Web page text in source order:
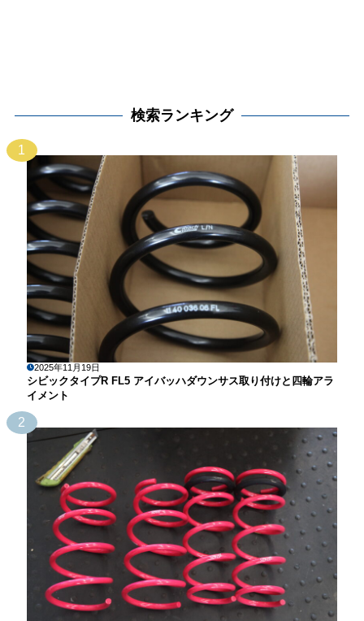
検索ランキング
1
2025年11月19日
シビックタイプR FL5 アイバッハダウンサス取り付けと四輪アラ
イメント
2